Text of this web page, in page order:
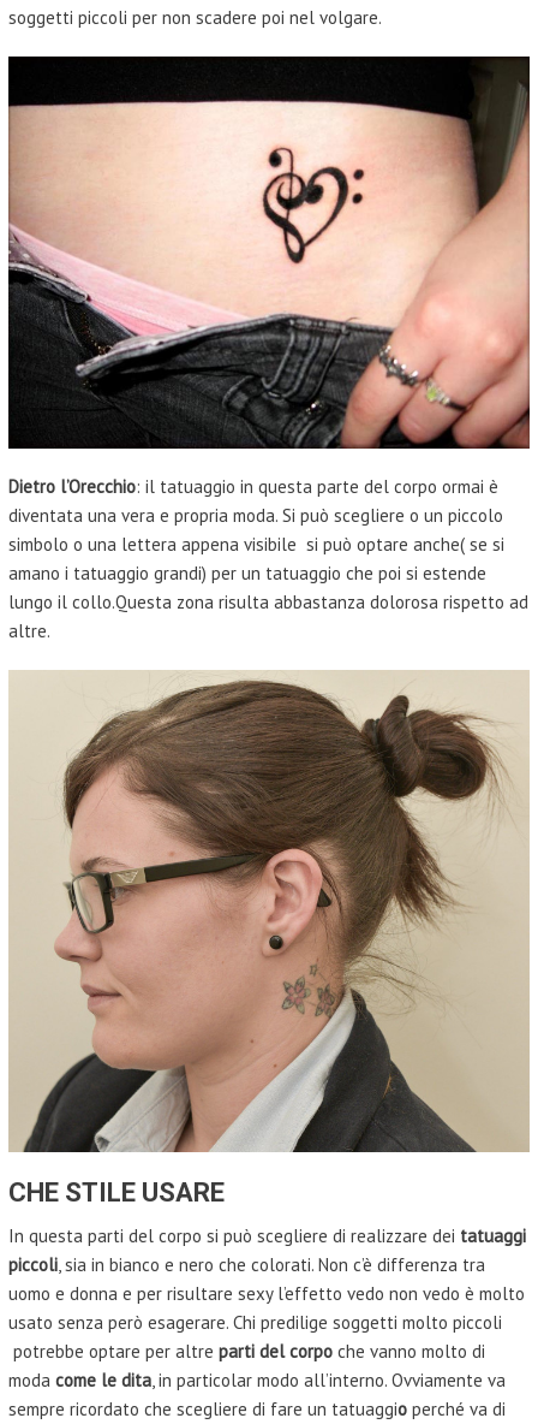
soggetti piccoli per non scadere poi nel volgare.
Dietro l’Orecchio: il tatuaggio in questa parte del corpo ormai è
diventata una vera e propria moda. Si può scegliere o un piccolo
simbolo o una lettera appena visibile si può optare anche( se si
amano i tatuaggio grandi) per un tatuaggio che poi si estende
lungo il collo.Questa zona risulta abbastanza dolorosa rispetto ad
altre.
CHE STILE USARE
In questa parti del corpo si può scegliere di realizzare dei tatuaggi
piccoli, sia in bianco e nero che colorati. Non c’è differenza tra
uomo e donna e per risultare sexy l’effetto vedo non vedo è molto
usato senza però esagerare. Chi predilige soggetti molto piccoli
potrebbe optare per altre parti del corpoche vanno molto di
moda come le dita, in particolar modo all’interno. Ovviamente va
sempre ricordato che scegliere di fare un tatuaggioperché va di